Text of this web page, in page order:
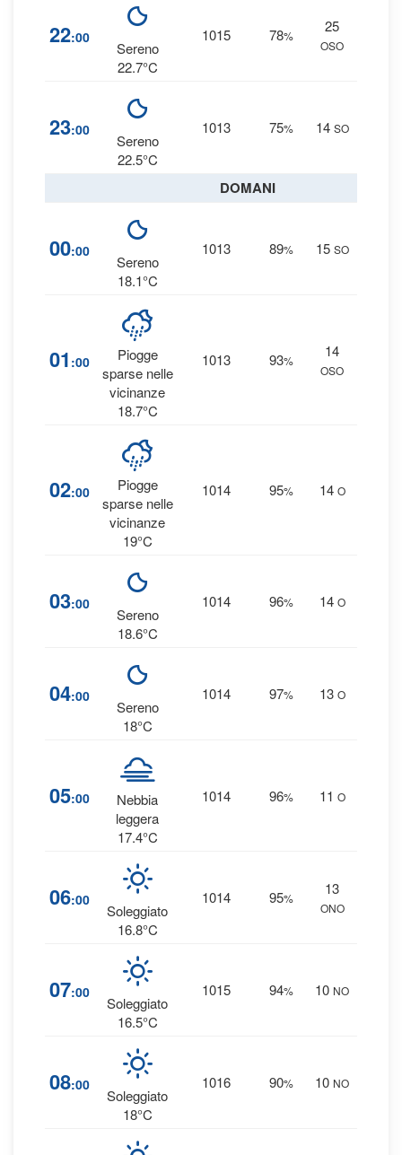
22:00
Sereno
22.7°C
1015 78%
25
OSO
23:00
Sereno
22.5°C
1013 75% 14 SO
DOMANI
00:00
Sereno
18.1°C
1013 89% 15 SO
01 :00
Piogge
sparse nelle
vicinanze
18.7°C
1013 93%
14
OSO
02:00
Piogge
sparse nelle
vicinanze
19°C
1014 95% 14 O
03:00
Sereno
18.6°C
1014 96% 14 O
04:00
Sereno
18°C
1014 97% 13 O
05:00
Nebbia
leggera
17.4°C
1014 96% 11 O
06:00
Soleggiato
16.8°C
1014 95%
13
ONO
07:00
Soleggiato
16.5°C
1015 94% 10 NO
08:00
Soleggiato
18°C
1016 90% 10 NO